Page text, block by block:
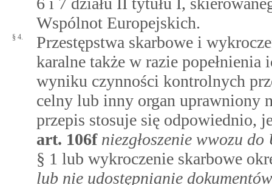
Wspólnot Europejskich.
§ 4.
Przestępstwa skarbowe i
karalne także w razie
wyniku czynności kontrolnych
celny lub inny organ uprawniony
przepis stosuje się odpowiednio,
art. 106f niezgłoszenie wwozu
§ 1 lub wykroczenie skarbowe
lub nie udostępnianie